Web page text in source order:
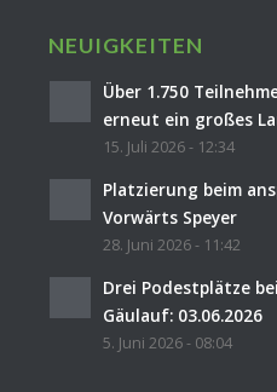
NEUIGKEITEN
Über 1.750
erneut ein großes
15. Juli 2026 - 12:34
Platzierung beim
Vorwärts Speyer
28. Juni 2026 - 11:42
Drei Podestplätze
Gäulauf: 03.06.2026
5. Juni 2026 - 08:04